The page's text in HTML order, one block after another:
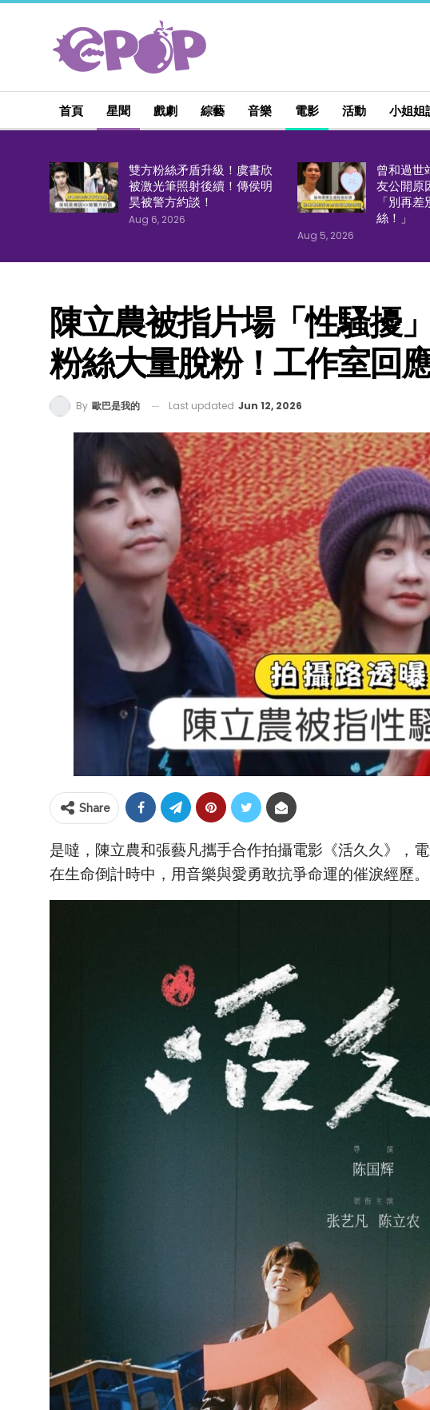
首頁 星聞 戲劇 綜藝 音樂 電影 活動 小姐姐
雙方粉絲矛盾升級！虞書欣
被激光筆照射後續！傳侯明
昊被警方約談！
Aug 6, 2026
曾和過世
友公開原
「別再
絲！」
Aug 5, 2026
陳立農被指片場「性騷擾
粉絲大量脫粉！工作室回
By 歐巴是我的 Last updated Jun 12, 2026
Share
是噠，陳立農和張藝凡攜手合作拍攝電影《活久久》，
在生命倒計時中，用音樂與愛勇敢抗爭命運的催淚經歷。